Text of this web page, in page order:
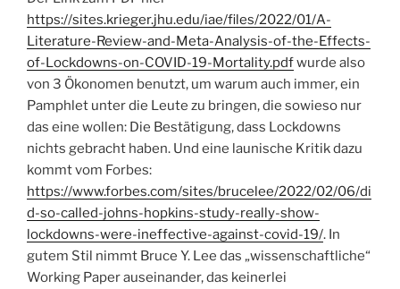
https://sites.krieger.jhu.edu/iae/files/2022/01/A-
Literature-Review-and-Meta-Analysis-of-the-Effects-
of-Lockdowns-on-COVID-19-Mortality.pdfwurde also
von 3 Ökonomen benutzt, um warum auch immer, ein
Pamphlet unter die Leute zu bringen, die sowieso nur
das eine wollen: Die Bestätigung, dass Lockdowns
nichts gebracht haben. Und eine launische Kritik dazu
kommt vom Forbes:
https://www.forbes.com/sites/brucelee/2022/02/06/di
d-so-called-johns-hopkins-study-really-show-
lockdowns-were-ineffective-against-covid-19/. In
gutem Stil nimmt Bruce Y. Lee das „wissenschaftliche“
Working Paper auseinander, das keinerlei